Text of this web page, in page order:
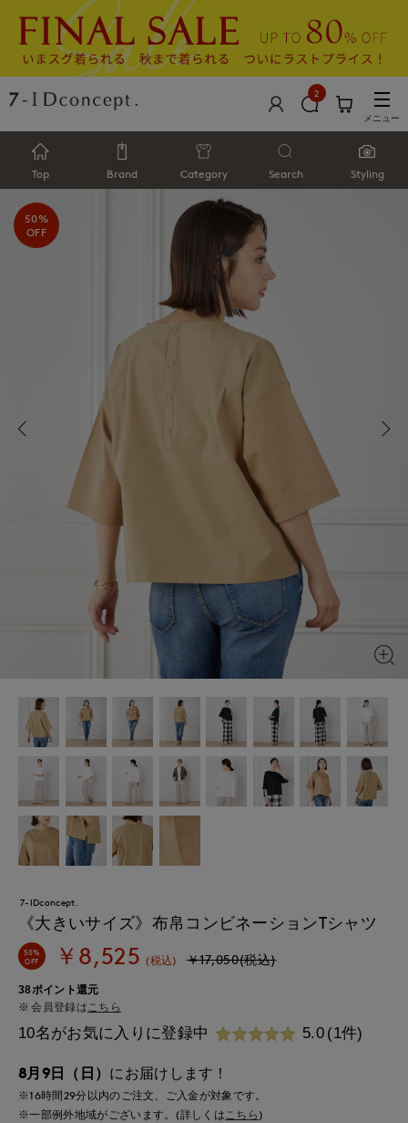
2
メニュー
Top Brand Category Search Styling
50%
OFF
7-IDconcept.
《大きいサイズ》布帛コンビネーションTシャツ
50%
OFF
￥8,525 (税込) ￥17,050(税込)
38ポイント還元
会員登録は こちら
10名がお気に入りに登録中 5.0 (1件)
8月9日（日） にお届けします！
※16時間29分以内のご注文、ご入金が対象です。
※一部例外地域がございます。(詳しくはこちら )